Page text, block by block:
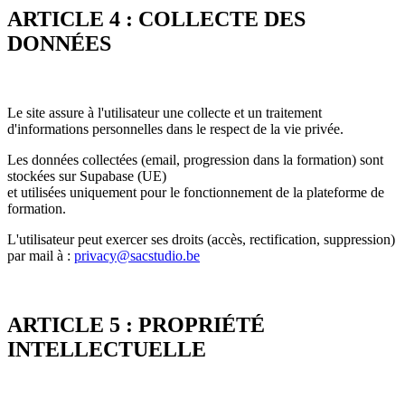
ARTICLE 4 : COLLECTE DES
DONNÉES
Le site assure à l'utilisateur une collecte et un traitement
d'informations personnelles dans le respect de la vie privée.
Les données collectées (email, progression dans la formation) sont
stockées sur Supabase (UE)
et utilisées uniquement pour le fonctionnement de la plateforme de
formation.
L'utilisateur peut exercer ses droits (accès, rectification, suppression)
par mail à : privacy@sacstudio.be
ARTICLE 5 : PROPRIÉTÉ
INTELLECTUELLE